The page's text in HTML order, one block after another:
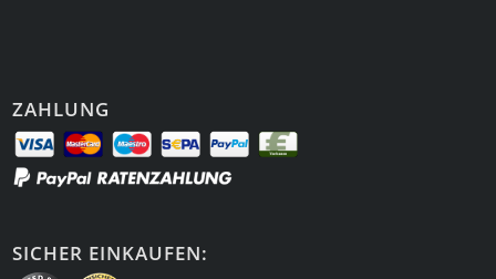
ZAHLUNG
SICHER EINKAUFEN: